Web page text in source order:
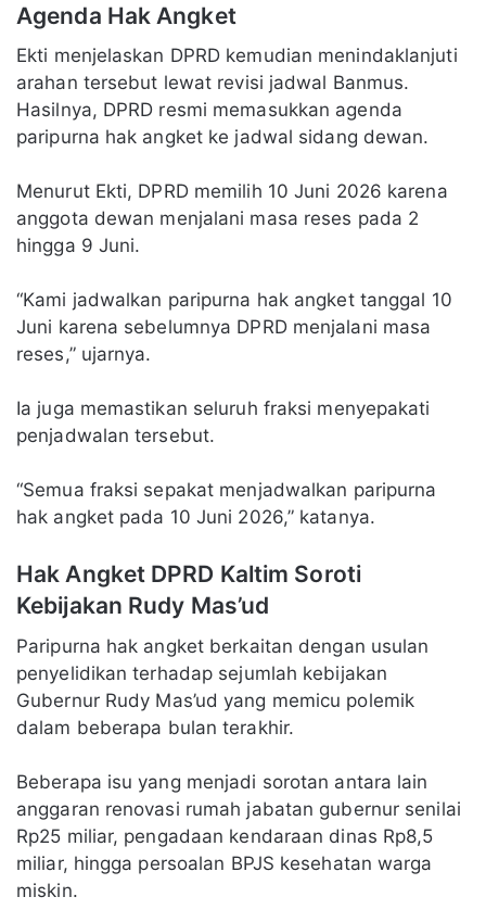
Agenda Hak Angket
Ekti menjelaskan DPRD kemudian menindaklanjuti
arahan tersebut lewat revisi jadwal Banmus.
Hasilnya, DPRD resmi memasukkan agenda
paripurna hak angket ke jadwal sidang dewan.
Menurut Ekti, DPRD memilih 10 Juni 2026 karena
anggota dewan menjalani masa reses pada 2
hingga 9 Juni.
“Kami jadwalkan paripurna hak angket tanggal 10
Juni karena sebelumnya DPRD menjalani masa
reses,” ujarnya.
Ia juga memastikan seluruh fraksi menyepakati
penjadwalan tersebut.
“Semua fraksi sepakat menjadwalkan paripurna
hak angket pada 10 Juni 2026,” katanya.
Hak Angket DPRD Kaltim Soroti
Kebijakan Rudy Mas’ud
Paripurna hak angket berkaitan dengan usulan
penyelidikan terhadap sejumlah kebijakan
Gubernur Rudy Mas’ud yang memicu polemik
dalam beberapa bulan terakhir.
Beberapa isu yang menjadi sorotan antara lain
anggaran renovasi rumah jabatan gubernur senilai
Rp25 miliar, pengadaan kendaraan dinas Rp8,5
miliar, hingga persoalan BPJS kesehatan warga
miskin.